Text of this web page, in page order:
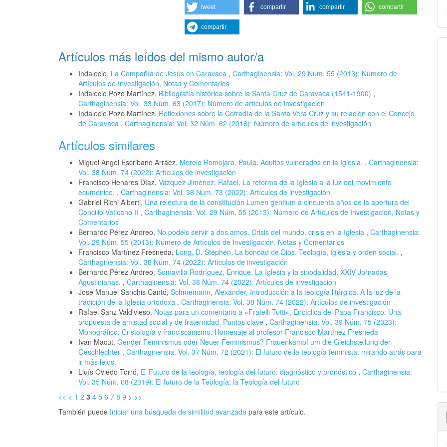
tweet compartir compartir compartir
compartir
Artículos más leídos del mismo autor/a
Indalecio, La Compañía de Jesús en Caravaca , Carthaginensia: Vol. 29 Núm. 55 (2013): Número de
Artículos de Investigación, Notas y Comentarios
Indalecio Pozo Martínez, Bibliografía histórica sobre la Santa Cruz de Caravaca (1541-1900) ,
Carthaginensia: Vol. 33 Núm. 63 (2017): Número de artículos de investigación
Indalecio Pozo Martínez, Reflexiones sobre la Cofradía de la Santa Vera Cruz y su relación con el Concejo
de Caravaca , Carthaginensia: Vol. 32 Núm. 62 (2016): Número de artículos de investigación
Artículos similares
Miguel Angel Escribano Arráez, Merelo Romojaro, Paula, Adultos vulnerados en la Iglesia. , Carthaginensia:
Vol. 38 Núm. 74 (2022): Artículos de investigación
Francisco Henares Díaz, Vázquez Jiménez, Rafael, La reforma de la Iglesia a la luz del movimiento
ecuménico. , Carthaginensia: Vol. 38 Núm. 73 (2022): Artículos de investigación
Gabriel Richi Alberti, Una relectura de la constitución Lumen gentium a cincuenta años de la apertura del
Concilio Vaticano II , Carthaginensia: Vol. 29 Núm. 55 (2013): Número de Artículos de Investigación, Notas y
Comentarios
Bernardo Pérez Andreo, No podéis servir a dos amos. Crisis del mundo, crisis en la Iglesia , Carthaginensia:
Vol. 29 Núm. 55 (2013): Número de Artículos de Investigación, Notas y Comentarios
Francisco Martínez Fresneda, Long, D. Stephen, La bondad de Dios. Teología, Iglesia y orden social. ,
Carthaginensia: Vol. 38 Núm. 74 (2022): Artículos de investigación
Bernardo Pérez Andreo, Somavilla Rodríguez, Enrique, La Iglesia y la sinodalidad. XXIV Jornadas
Agustinianas. , Carthaginensia: Vol. 38 Núm. 74 (2022): Artículos de investigación
José Manuel Sanchis Cantó, Schmemann, Alexander, Introducción a la teología litúrgica. A la luz de la
tradición de la Iglesia ortodoxa , Carthaginensia: Vol. 38 Núm. 74 (2022): Artículos de investigación
Rafael Sanz Valdivieso, Notas para un comentario a «Fratelli Tutti», Encíclica del Papa Francisco: Una
propuesta de amistad social y de fraternidad. Puntos clave , Carthaginensia: Vol. 39 Núm. 75 (2023):
Monográfico: Cristología y franciscanismo. Homenaje al profesor Francisco Martínez Fresneda
Ivan Macut, Gender-Feminismus oder Neuer Feminismus? Frauenkampf um die Gleichstellung der
Geschlechter , Carthaginensia: Vol. 37 Núm. 72 (2021): El futuro de la teología feminista: mirando atrás para
ir más lejos.
Lluís Oviedo Torró, El Futuro de la teología, teología del futuro: diagnóstico y pronóstico , Carthaginensia:
Vol. 35 Núm. 68 (2019): El futuro de la Teología; la Teología del futuro
<< < 1 2 3 4 5 6 7 8 9 > >>
También puede Iniciar una búsqueda de similitud avanzada para este artículo.